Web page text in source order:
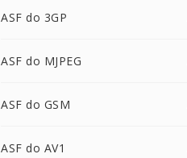
ASF do 3GP
ASF do MJPEG
ASF do GSM
ASF do AV1